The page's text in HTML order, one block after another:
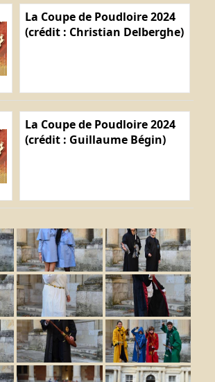
La Coupe de Poudloire 2024
(crédit : Christian Delberghe)
La Coupe de Poudloire 2024
(crédit : Guillaume Bégin)